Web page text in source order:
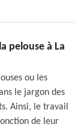
pelouse à La
ou les
le jargon des
Ainsi, le travail
de leur